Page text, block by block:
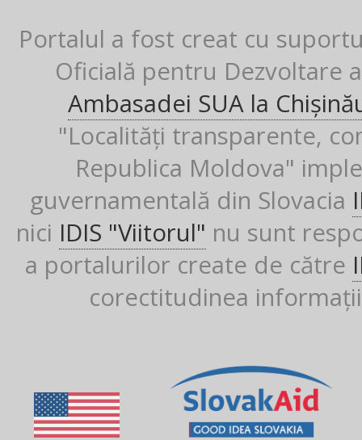
Portalul a fost creat cu
Oficială pentru Dezvoltare
Ambasadei SUA la
"Localități transparente,
Republica Moldova"
guvernamentală din Slovacia
nici IDIS "Viitorul" nu sunt
a portalurilor create de către
corectitudinea